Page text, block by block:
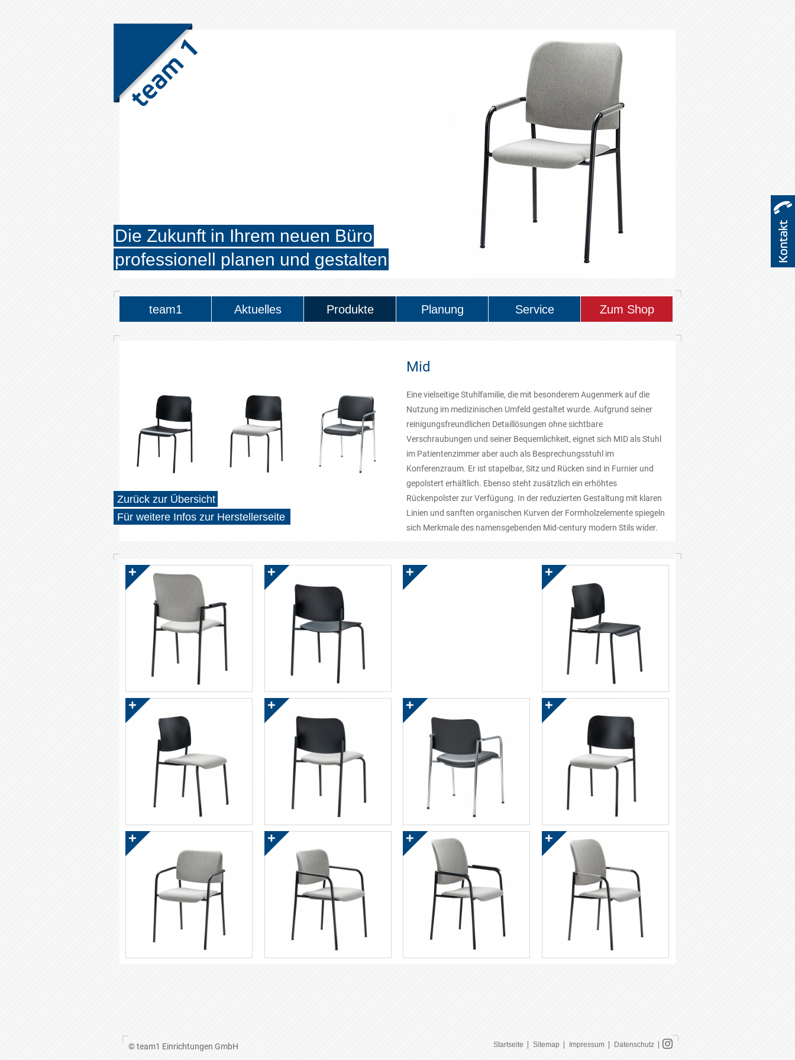
Die Zukunft in Ihrem neuen Büro
professionell planen und gestalten
team1 Aktuelles Produkte Planung Service Zum Shop
Mid
Eine vielseitige Stuhlfamilie, die mit besonderem Augenmerk auf die
Nutzung im medizinischen Umfeld gestaltet wurde. Aufgrund seiner
reinigungsfreundlichen Detaillösungen ohne sichtbare
Verschraubungen und seiner Bequemlichkeit, eignet sich MID als Stuhl
im Patientenzimmer aber auch als Besprechungsstuhl im
Konferenzraum. Er ist stapelbar, Sitz und Rücken sind in Furnier und
gepolstert erhältlich. Ebenso steht zusätzlich ein erhöhtes
Rückenpolster zur Verfügung. In der reduzierten Gestaltung mit klaren
Linien und sanften organischen Kurven der Formholzelemente spiegeln
sich Merkmale des namensgebenden Mid-century modern Stils wider.
Zurück zur Übersicht
Für weitere Infos zur Herstellerseite
© team1 Einrichtungen GmbH Startseite Sitemap Impressum Datenschutz